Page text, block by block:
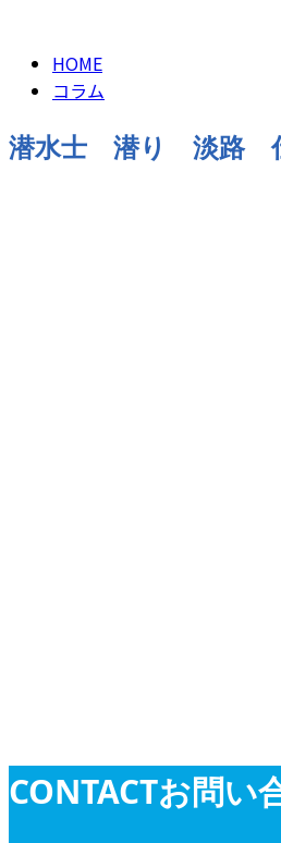
HOME
コラム
潜水士 潜り 淡路
CONTACTお問い